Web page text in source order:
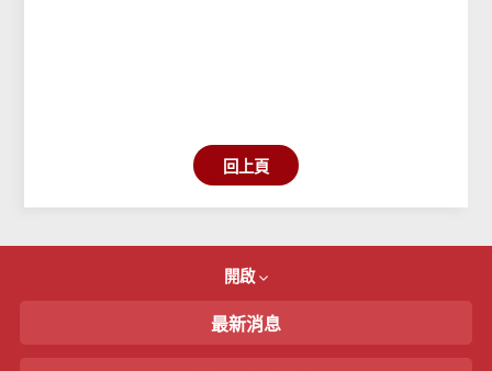
回上頁
開啟
最新消息